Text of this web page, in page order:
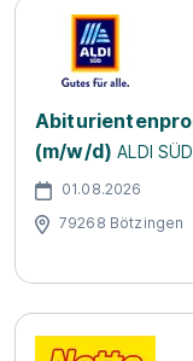
(m/w/d) ALDI SÜD
01.08.2026
79268 Bötzingen